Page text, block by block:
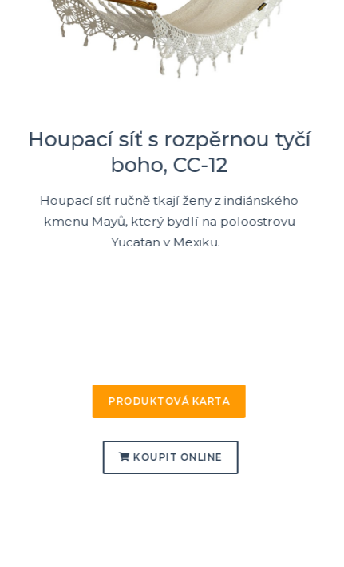
Houpací síť s rozpěrnou tyčí
boho, CC-12
Houpací síť ručně tkají ženy z indiánského
kmenu Mayů, který bydlí na poloostrovu
Yucatan v Mexiku.
PRODUKTOVÁ KARTA
KOUPIT ONLINE